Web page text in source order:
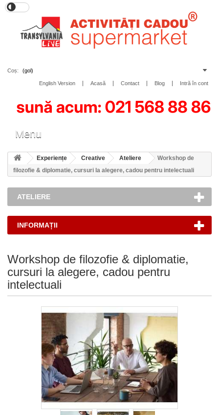
Coș: (gol)
Intră în cont
Blog
Contact
Acasă
English Version
Menu
Experiențe Creative Ateliere
Workshop de
filozofie & diplomatie, cursuri la alegere, cadou pentru intelectuali
ATELIERE
INFORMAȚII
Workshop de filozofie & diplomatie,
cursuri la alegere, cadou pentru
intelectuali